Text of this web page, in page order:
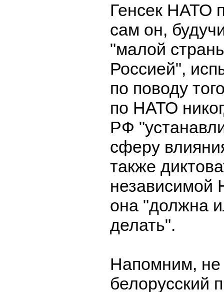
Генсек НАТО
сам он,
"малой
Россией",
по поводу
по НАТО
РФ
сферу
также
независимой
она "должна
делать".
Напомним, не
белорусский